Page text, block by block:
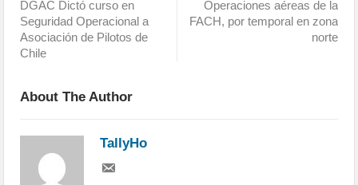
DGAC Dictó curso en
Seguridad Operacional a
Asociación de Pilotos de
Chile
Operaciones aéreas de la
FACH, por temporal en zona
norte
About The Author
TallyHo